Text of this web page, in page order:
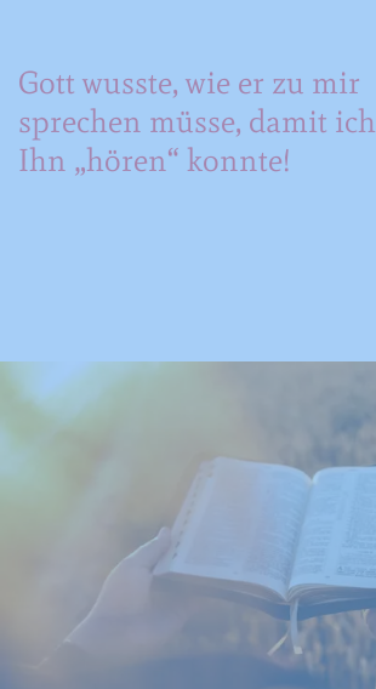
Gott wusste, wie er zu mir
sprechen müsse, damit ich
Ihn „hören“ konnte!